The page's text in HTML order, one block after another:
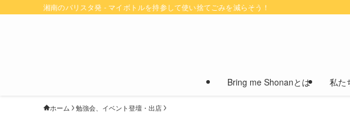
湘南のバリスタ発 - マイボトルを持参して使い捨てごみを減らそう！
Bring me Shonanとは 私た
ホーム 勉強会、イベント登壇・出店